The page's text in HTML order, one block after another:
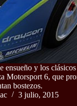
ensueño y los
Motorsport 6, que
bostezos.
3 julio, 2015